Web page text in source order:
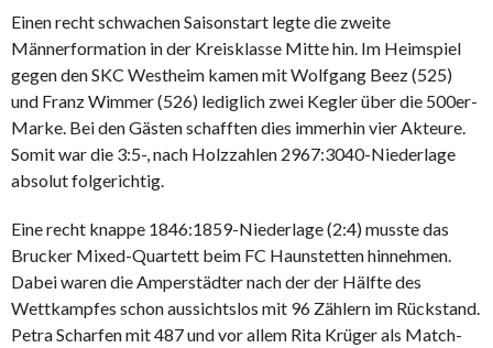
Einen recht schwachen Saisonstart legte die zweite
Männerformation in der Kreisklasse Mitte hin. Im Heimspiel
gegen den SKC Westheim kamen mit Wolfgang Beez (525)
und Franz Wimmer (526) lediglich zwei Kegler über die 500er-
Marke. Bei den Gästen schafften dies immerhin vier Akteure.
Somit war die 3:5-, nach Holzzahlen 2967:3040-Niederlage
absolut folgerichtig.
Eine recht knappe 1846:1859-Niederlage (2:4) musste das
Brucker Mixed-Quartett beim FC Haunstetten hinnehmen.
Dabei waren die Amperstädter nach der der Hälfte des
Wettkampfes schon aussichtslos mit 96 Zählern im Rückstand.
Petra Scharfen mit 487 und vor allem Rita Krüger als Match-